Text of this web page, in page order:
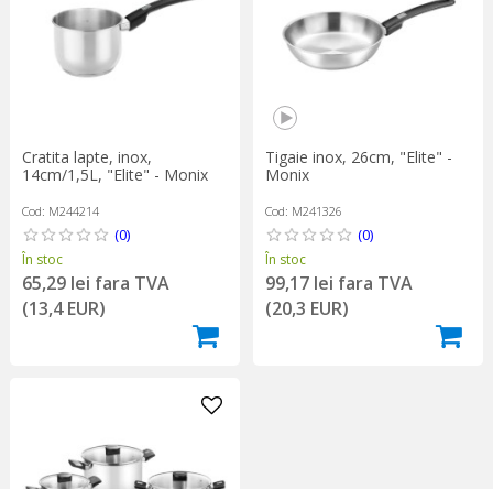
Cratita lapte, inox,
14cm/1,5L, "Elite" - Monix
Cod: M244214
(0)
În stoc
65,29 lei fara TVA
(13,4 EUR)
Tigaie inox, 26cm, "Elite" -
Monix
Cod: M241326
(0)
În stoc
99,17 lei fara TVA
(20,3 EUR)